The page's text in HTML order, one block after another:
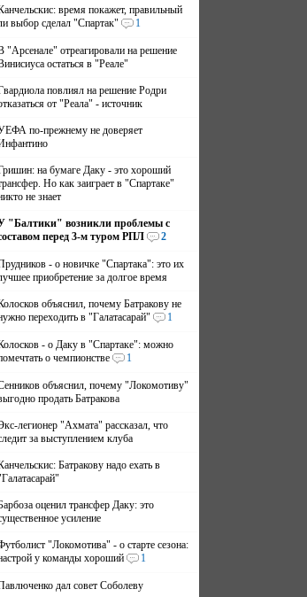
время покажет, правильный
выбор сделал "Спартак"
1
"Арсенале" отреагировали на решение
остаться в "Реале"
повлиял на решение Родри
от "Реала" - источник
по-прежнему не доверяет
на бумаге Даку - это хороший
Но как заиграет в "Спартаке"
не знает
"Балтики" возникли проблемы с
перед 3-м туром РПЛ
2
- о новичке "Спартака": это их
приобретение за долгое время
объяснил, почему Батракову не
переходить в "Галатасарай"
1
- о Даку в "Спартаке": можно
о чемпионстве
1
объяснил, почему "Локомотиву"
продать Батракова
легионер "Ахмата" рассказал, что
за выступлением клуба
Батракову надо ехать в
оценил трансфер Даку: это
усиление
"Локомотива" - о старте сезона:
у команды хороший
1
дал совет Соболеву